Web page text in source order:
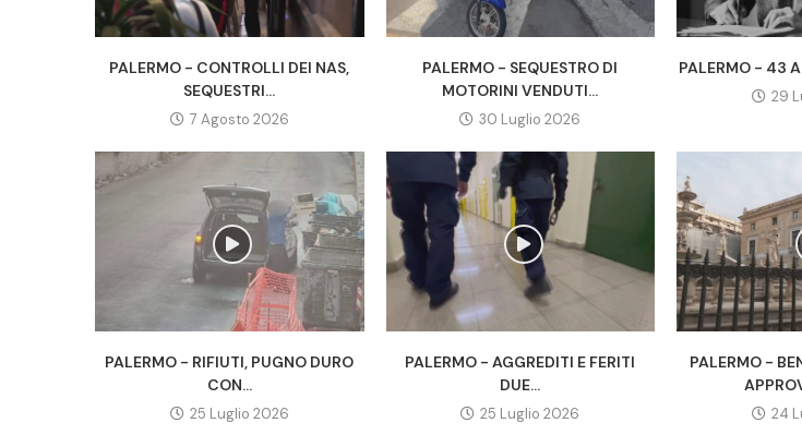
PALERMO - CONTROLLI DEI NAS,
SEQUESTRI...
7 Agosto 2026
PALERMO - SEQUESTRO DI
MOTORINI VENDUTI...
30 Luglio 2026
PALERMO - 43
29
PALERMO - RIFIUTI, PUGNO DURO
CON...
25 Luglio 2026
PALERMO - AGGREDITI E FERITI
DUE...
25 Luglio 2026
PALERMO -
24